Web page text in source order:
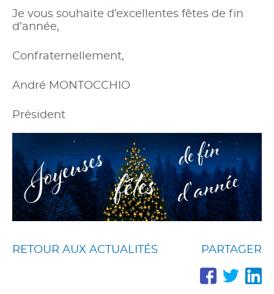
Je vous souhaite d’excellentes fêtes de fin
d’année,
Confraternellement,
André MONTOCCHIO
Président
RETOUR AUX ACTUALITÉS PARTAGER